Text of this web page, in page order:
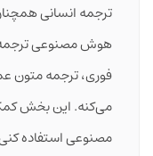
ترجمه انسانی
هوش مصنوعی ترجمه
فوری، ترجمه متون
می‌کنه. این بخش
مصنوعی استفاده